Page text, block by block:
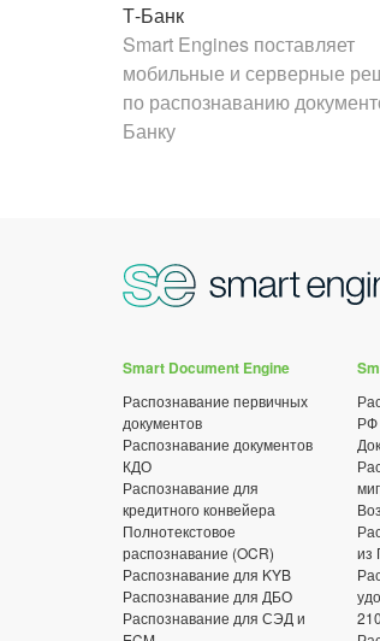
Т-Банк
Smart Engines поставляет
мобильные и серверные
по распознаванию
Банку
Smart Document Engine
Распознавание первичных
документов
Распознавание документов
КДО
Распознавание для
кредитного конвейера
Полнотекстовое
распознавание (OCR)
Распознавание для KYB
Распознавание для ДБО
Распознавание для СЭД и
РФ
из